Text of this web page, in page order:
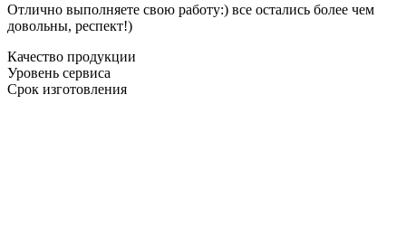
Отлично выполняете свою работу:) все остались более чем
довольны, респект!)
Качество продукции
Уровень сервиса
Срок изготовления